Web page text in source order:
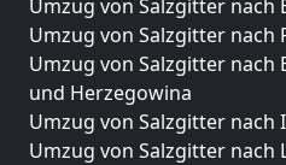
Umzug von Salzgitter nach
Umzug von Salzgitter nach
Umzug von Salzgitter nach
und Herzegowina
Umzug von Salzgitter nach
Umzug von Salzgitter nach